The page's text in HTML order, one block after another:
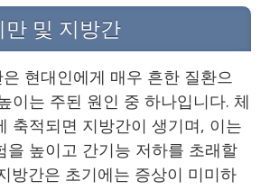
만 및 지방간
현대인에게 매우 흔한 질환으
이는 주된 원인 중 하나입니다. 체
축적되면 지방간이 생기며, 이는
을 높이고 간기능 저하를 초래할
방간은 초기에는 증상이 미미하